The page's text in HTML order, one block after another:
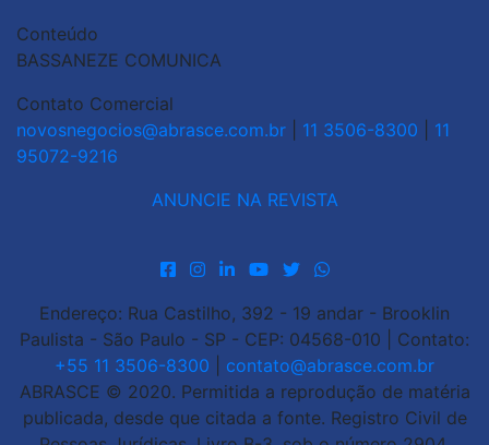
Conteúdo
BASSANEZE COMUNICA
Contato Comercial
novosnegocios@abrasce.com.br
11 3506-8300
11
95072-9216
ANUNCIE NA REVISTA
Endereço: Rua Castilho, 392 - 19 andar - Brooklin
Paulista - São Paulo - SP - CEP: 04568-010 | Contato:
+55 11 3506-8300
contato@abrasce.com.br
ABRASCE © 2020. Permitida a reprodução de matéria
publicada, desde que citada a fonte. Registro Civil de